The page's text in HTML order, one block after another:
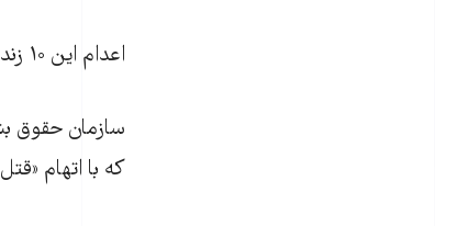
اعدام این ۱۰ زندانی از سوی رسانه‌های داخل ایران و یا منابع رسمی اعلام نشده است.
که با اتهام